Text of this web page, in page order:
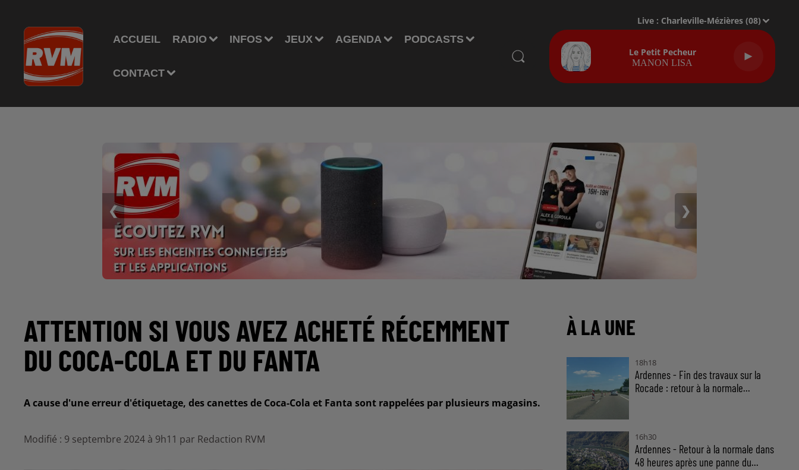
ACCUEIL RADIO INFOS JEUX AGENDA PODCASTS
CONTACT
Live : Charleville-Mézières (08)
Le Petit Pecheur
MANON LISA
❮ ❯
ATTENTION SI VOUS AVEZ ACHETÉ RÉCEMMENT
DU COCA-COLA ET DU FANTA
A cause d'une erreur d'étiquetage, des canettes de Coca-Cola et Fanta sont rappelées par plusieurs magasins.
Modifié : 9 septembre 2024 à 9h11 par Redaction RVM
À LA UNE
18h18
Ardennes - Fin des travaux sur la
Rocade : retour à la normale...
16h30
Ardennes - Retour à la normale dans
48 heures après une panne du...